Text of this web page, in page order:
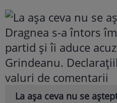
La așa ceva nu se